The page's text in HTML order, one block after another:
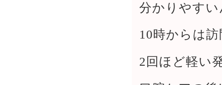
分かりやす
10時からは
2回ほど軽い